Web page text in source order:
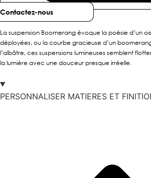
Contactez-nous
La suspension Boomerang évoque la poésie d’un
déployées, ou la courbe gracieuse d’un
l’albâtre, ces suspensions lumineuses semblent
la lumière avec une douceur presque irréelle.
PERSONNALISER MATIERES ET